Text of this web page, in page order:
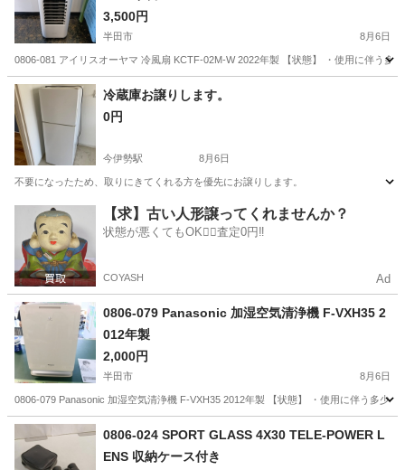
3,500円
半田市 8月6日
0806-081 アイリスオーヤマ 冷風扇 KCTF-02M-W 2022年製 【状態】 ・使用に伴う
愛知 半田市 季節、空調家電 現地
冷蔵庫お譲りします。
0円
今伊勢駅 8月6日
不要になったため、取りにきてくれる方を優先にお譲りします。
一宮市 今伊勢駅 キッチン家電 譲り
【求】古い人形譲ってくれませんか？
状態が悪くてもOK🙆‍♀️査定0円‼️
COYASH Ad
0806-079 Panasonic 加湿空気清浄機 F-VXH35 2
012年製
2,000円
半田市 8月6日
0806-079 Panasonic 加湿空気清浄機 F-VXH35 2012年製 【状態】 ・使用に伴う多少
愛知 半田市
0806-024 SPORT GLASS 4X30 TELE-POWER L
ENS 収納ケース付き